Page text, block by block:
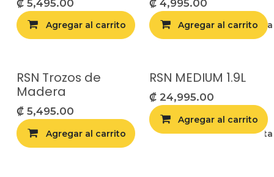
₡ 5,495.00
Agregar al carrito Agregar a la
₡ 4,995.00
Agregar al carrito
RSN Trozos de
Madera
₡ 5,495.00
Agregar al carrito Agregar a la
RSN MEDIUM 1.9L
₡ 24,995.00
Agregar al carrito